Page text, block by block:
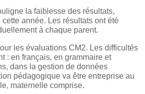
la faiblesse des résultats,
année. Les résultats ont été
à chaque parent.
les évaluations CM2. Les difficultés
: en français, en grammaire et
dans la gestion de données
pédagogique va être entreprise au
maternelle comprise.